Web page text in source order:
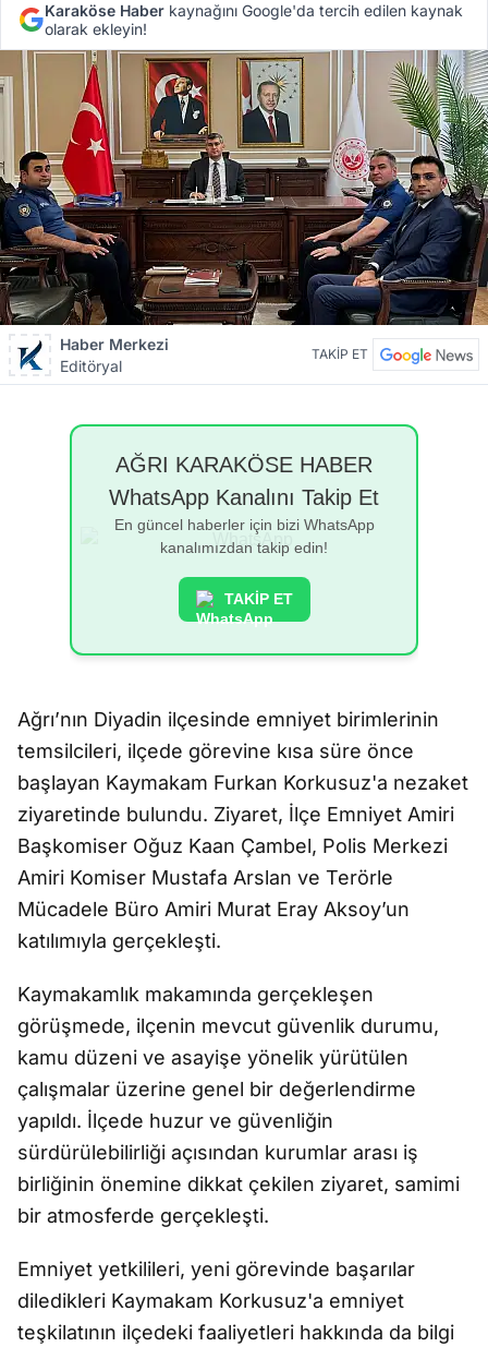
Karaköse Haber kaynağını Google'da tercih edilen kaynak
olarak ekleyin!
Haber Merkezi
Editöryal
TAKİP ET
AĞRI KARAKÖSE HABER
WhatsApp Kanalını Takip Et
En güncel haberler için bizi WhatsApp
kanalımızdan takip edin!
TAKİP ET
Ağrı’nın Diyadin ilçesinde emniyet birimlerinin
temsilcileri, ilçede görevine kısa süre önce
başlayan Kaymakam Furkan Korkusuz'a nezaket
ziyaretinde bulundu. Ziyaret, İlçe Emniyet Amiri
Başkomiser Oğuz Kaan Çambel, Polis Merkezi
Amiri Komiser Mustafa Arslan ve Terörle
Mücadele Büro Amiri Murat Eray Aksoy’un
katılımıyla gerçekleşti.
Kaymakamlık makamında gerçekleşen
görüşmede, ilçenin mevcut güvenlik durumu,
kamu düzeni ve asayişe yönelik yürütülen
çalışmalar üzerine genel bir değerlendirme
yapıldı. İlçede huzur ve güvenliğin
sürdürülebilirliği açısından kurumlar arası iş
birliğinin önemine dikkat çekilen ziyaret, samimi
bir atmosferde gerçekleşti.
Emniyet yetkilileri, yeni görevinde başarılar
diledikleri Kaymakam Korkusuz'a emniyet
teşkilatının ilçedeki faaliyetleri hakkında da bilgi